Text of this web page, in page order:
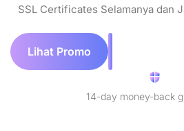
SSL Certificates Selamanya dan
Lihat Promo
14-day money-back